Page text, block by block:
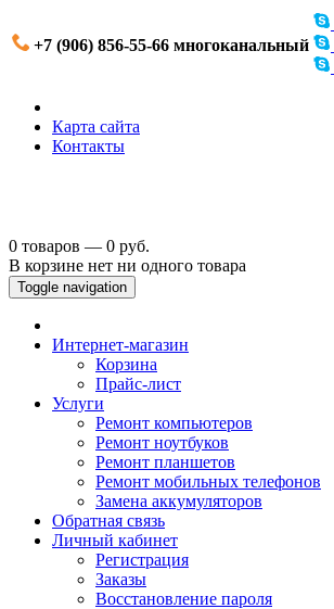
+7 (906) 856-55-66 многоканальный
Карта сайта
Контакты
0 товаров — 0 руб.
В корзине нет ни одного товара
Toggle navigation
Интернет-магазин
Корзина
Прайс-лист
Услуги
Ремонт компьютеров
Ремонт ноутбуков
Ремонт планшетов
Ремонт мобильных телефонов
Замена аккумуляторов
Обратная связь
Личный кабинет
Регистрация
Заказы
Восстановление пароля